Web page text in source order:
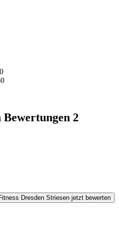
2
Dresden Striesen jetzt bewerten